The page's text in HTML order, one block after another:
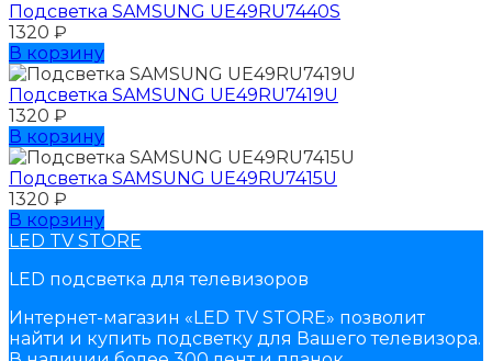
Подсветка SAMSUNG UЕ49RU7440S
1320 ₽
В корзину
Подсветка SAMSUNG UЕ49RU7419U
1320 ₽
В корзину
Подсветка SAMSUNG UЕ49RU7415U
1320 ₽
В корзину
LED TV STORE
LED подсветка для телевизоров
Интернет-магазин «LED TV STORE» позволит
найти и купить подсветку для Вашего телевизора.